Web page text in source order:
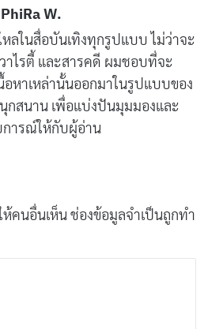
ามมุ่งมั่นของตัวละครออกมาได้
กอินและร่วมลุ้นไปกับตัวละครได้
งรับบทเป็นฮันซึงโจ นักบัญชีมือ
อูได้อย่างดีเยี่ยม เขาแสดงให้เห็น
ละความมุ่งมั่นที่จะประสบความ
ซึ่งทำให้ตัวละครของเขามีมิติ
ค้น) มีงานสร้างที่ได้มาตรฐาน
PhiRa W.
ลในสื่อบันเทิงทุกรูปแบบ ไม่ว่าจะ
าไรตี้ และสารคดี ผมชอบที่จะ
อหาเหล่านั้นออกมาในรูปแบบของ
กสนาน เพื่อแบ่งปันมุมมองและ
ารณ์ให้กับผู้อ่าน
ห้คนอื่นเห็น ช่องข้อมูลจำเป็นถูกทำ